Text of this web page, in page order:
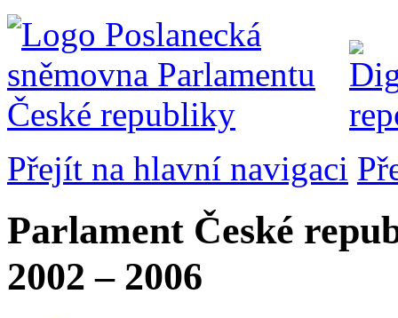
Přejít na hlavní navigaci
Parlament České
2002 – 2006